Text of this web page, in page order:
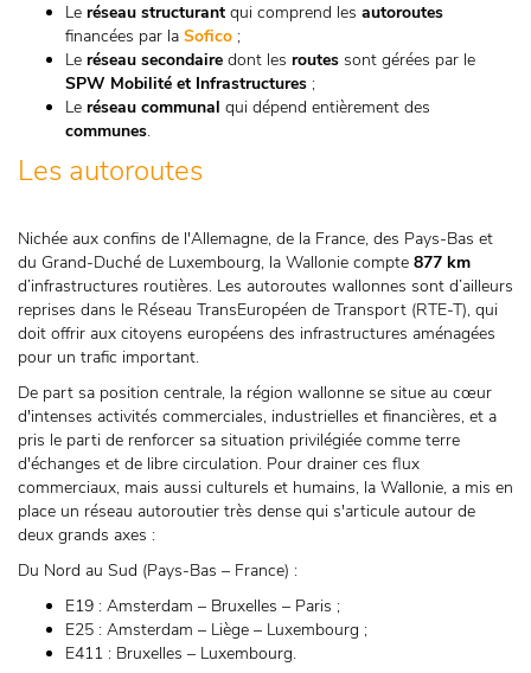
Le réseau structurant qui comprend les autoroutes
financées par la Sofico ;
Le réseau secondaire dont les routes sont gérées par le
SPW Mobilité et Infrastructures ;
Le réseau communal qui dépend entièrement des
communes.
Les autoroutes
Nichée aux confins de l'Allemagne, de la France, des Pays-Bas et
du Grand-Duché de Luxembourg, la Wallonie compte 877 km
d’infrastructures routières. Les autoroutes wallonnes sont d’ailleurs
reprises dans le Réseau TransEuropéen de Transport (RTE-T), qui
doit offrir aux citoyens européens des infrastructures aménagées
pour un trafic important.
De part sa position centrale, la région wallonne se situe au cœur
d'intenses activités commerciales, industrielles et financières, et a
pris le parti de renforcer sa situation privilégiée comme terre
d'échanges et de libre circulation. Pour drainer ces flux
commerciaux, mais aussi culturels et humains, la Wallonie, a mis en
place un réseau autoroutier très dense qui s'articule autour de
deux grands axes :
Du Nord au Sud (Pays-Bas – France) :
E19 : Amsterdam – Bruxelles – Paris ;
E25 : Amsterdam – Liège – Luxembourg ;
E411 : Bruxelles – Luxembourg.